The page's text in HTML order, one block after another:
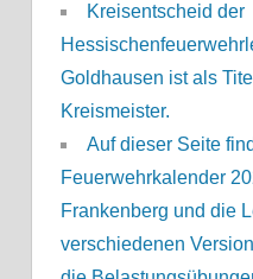
Kreisentscheid der
Goldhausen ist als
Kreismeister.
Auf dieser Seite
Feuerwehrkalender
Frankenberg und die
verschiedenen